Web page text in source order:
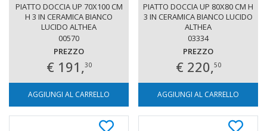
PIATTO DOCCIA UP 70X100 CM
H 3 IN CERAMICA BIANCO
LUCIDO ALTHEA
00570
PREZZO
€ 191,30
AGGIUNGI AL CARRELLO
PIATTO DOCCIA UP 80X80 CM H
3 IN CERAMICA BIANCO LUCIDO
ALTHEA
03334
PREZZO
€ 220,50
AGGIUNGI AL CARRELLO